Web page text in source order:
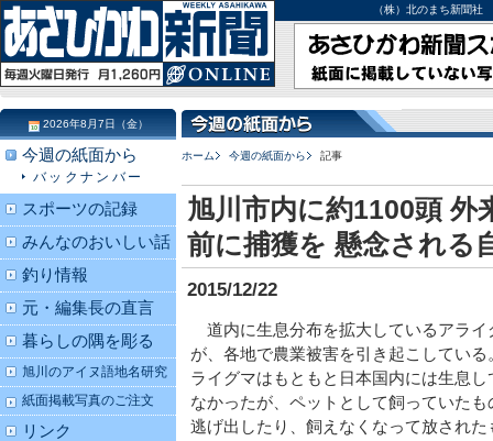
（株）北のまち新聞
ホーム 今週の紙面から 記事
旭川市内に約1100頭
前に捕獲を 懸念される
2015/12/22
道内に生息分布を拡大しているアライ
が、各地で農業被害を引き起こしている
ライグマはもともと日本国内には生息し
なかったが、ペットとして飼っていたも
逃げ出したり、飼えなくなって放された
2026年8月7日（金）
今週の紙面から
バックナンバー
スポーツの記録
みんなのおいしい話
釣り情報
元・編集長の直言
暮らしの隅を彫る
旭川のアイヌ語地名研究
紙面掲載写真のご注文
リンク